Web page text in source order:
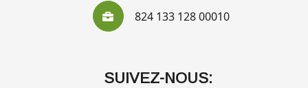
824 133 128 00010
SUIVEZ-NOUS: